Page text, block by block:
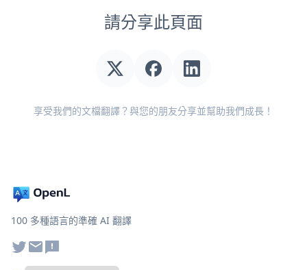
請分享此頁面
享受我們的文檔翻譯？與您的朋友分享並幫助我們成長！
100 多種語言的準確 AI 翻譯